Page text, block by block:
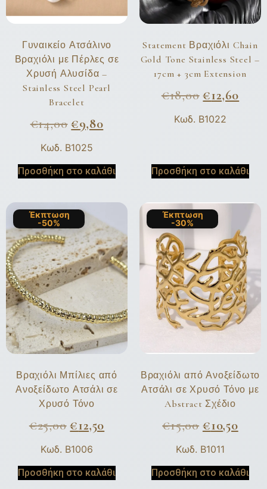
Γυναικείο Ατσάλινο
Βραχιόλι με Πέρλες σε
Χρυσή Αλυσίδα –
Stainless Steel Pearl
Bracelet
€14,00 €9,80
Κωδ. B1025
Προσθήκη στο καλάθι
Statement Βραχιόλι Chain
Gold Tone Stainless Steel –
17cm + 3cm Extension
€18,00 €12,60
Κωδ. B1022
Προσθήκη στο καλάθι
Έκπτωση
-50%
Βραχιόλι Μπίλιες από
Ανοξείδωτο Ατσάλι σε
Χρυσό Τόνο
€25,00 €12,50
Κωδ. B1006
Προσθήκη στο καλάθι
Έκπτωση
-30%
Βραχιόλι από Ανοξείδωτο
Ατσάλι σε Χρυσό Τόνο με
Abstract Σχέδιο
€15,00 €10,50
Κωδ. B1011
Προσθήκη στο καλάθι